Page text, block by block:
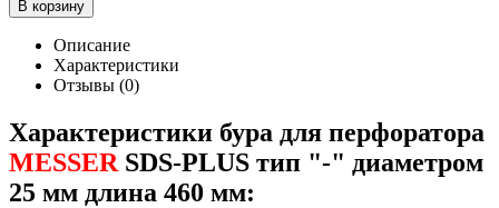
В корзину
Описание
Характеристики
Отзывы (0)
Характеристики бура для перфоратора
MESSER SDS-PLUS тип "-" диаметром
25 мм длина 460 мм: